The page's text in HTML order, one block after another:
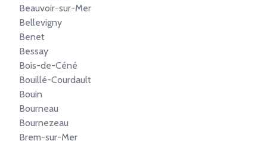
Beauvoir-sur-Mer
Bellevigny
Benet
Bessay
Bois-de-Céné
Bouillé-Courdault
Bouin
Bourneau
Bournezeau
Brem-sur-Mer